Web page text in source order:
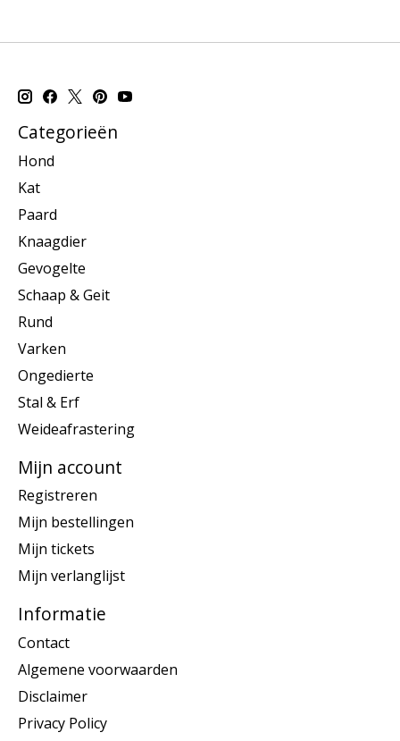
Categorieën
Hond
Kat
Paard
Knaagdier
Gevogelte
Schaap & Geit
Rund
Varken
Ongedierte
Stal & Erf
Weideafrastering
Mijn account
Registreren
Mijn bestellingen
Mijn tickets
Mijn verlanglijst
Informatie
Contact
Algemene voorwaarden
Disclaimer
Privacy Policy